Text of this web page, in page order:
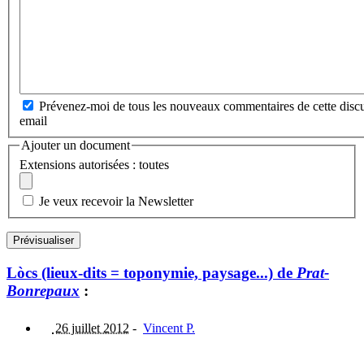
Prévenez-moi de tous les nouveaux commentaires de cette
email
Ajouter un document
Extensions autorisées : toutes
Je veux recevoir la Newsletter
Lòcs (lieux-dits = toponymie, paysage...) de Prat-
Bonrepaux :
26 juillet 2012 - Vincent P.